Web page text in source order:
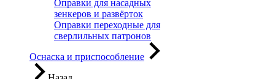
Оправки для насадных
зенкеров и развёрток
Оправки переходные для
сверлильных патронов
Оснаска и приспособление